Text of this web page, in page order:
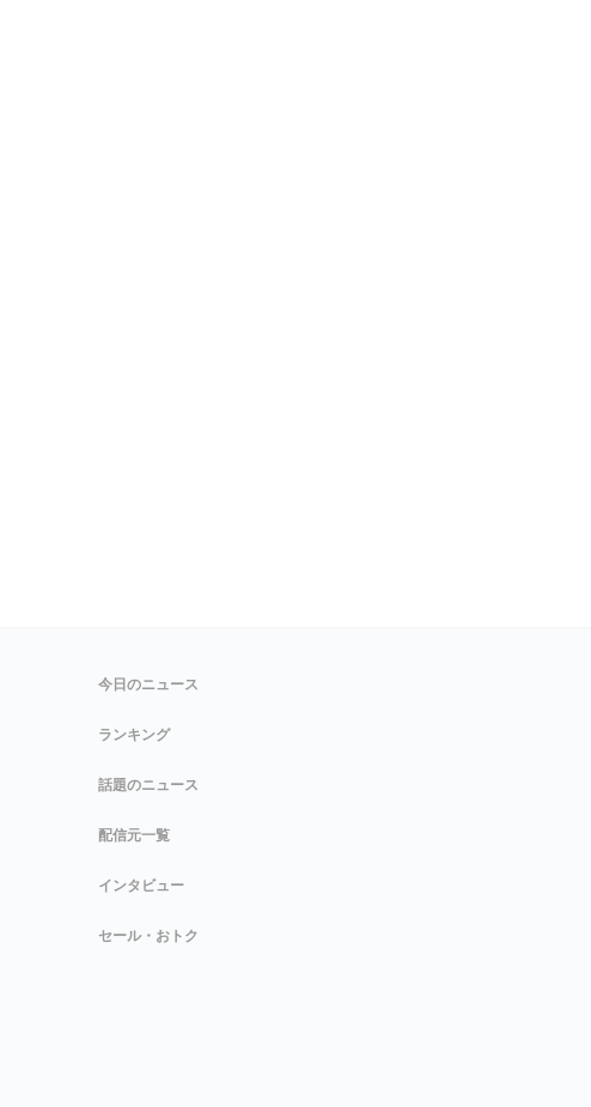
今日のニュース
ランキング
話題のニュース
配信元一覧
インタビュー
セール・おトク